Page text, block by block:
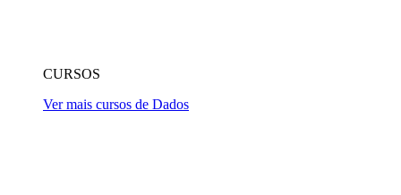
CURSOS
Ver mais cursos de Dados